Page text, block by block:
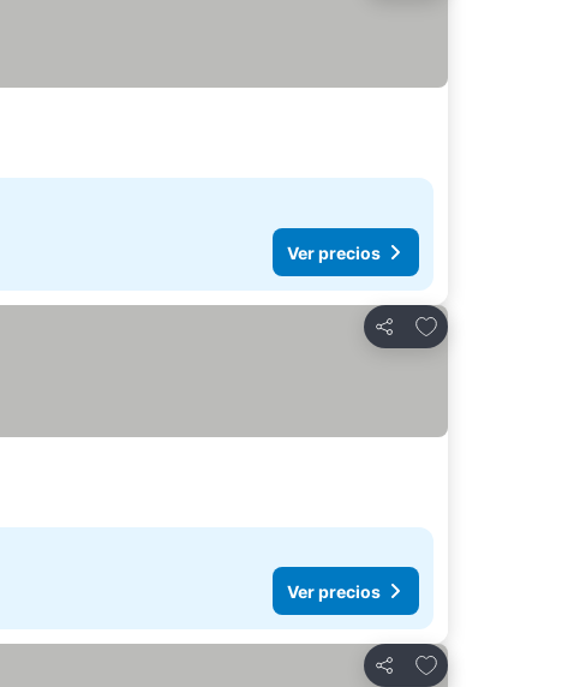
Ver precios
Compartir
Agregar a favoritos
Ver precios
Compartir
Agregar a favoritos